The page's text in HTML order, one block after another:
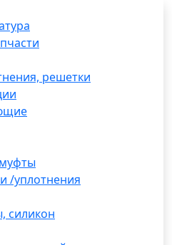
решетки
/уплотнения
силикон